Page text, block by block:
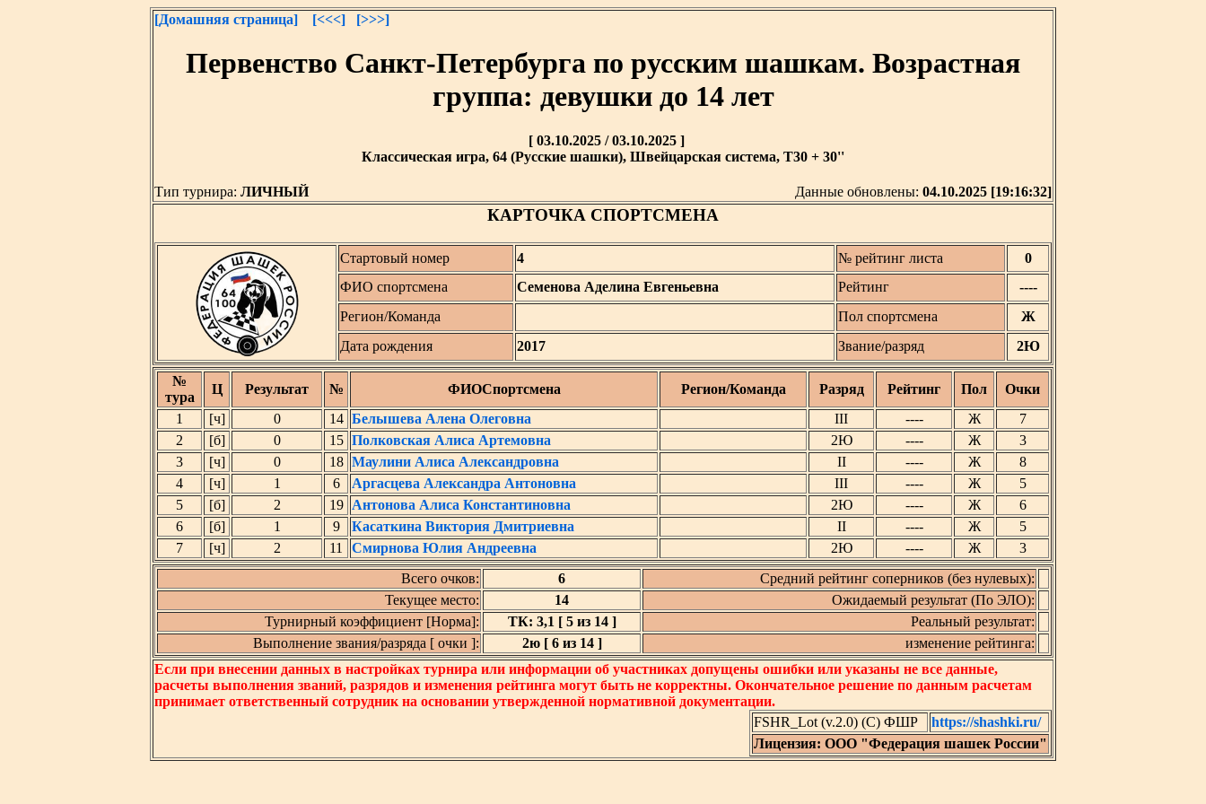
[Домашняя страница] [<<<] [>>>]
Первенство Санкт-Петербурга по русским шашкам. Возрастная
группа: девушки до 14 лет
[ 03.10.2025 / 03.10.2025 ]
Классическая игра, 64 (Русские шашки), Швейцарская система, T30 + 30''
Тип турнира: ЛИЧНЫЙ Данные обновлены: 04.10.2025 [19:16:32]
КАРТОЧКА СПОРТСМЕНА
Стартовый номер 4 № рейтинг листа
0
ФИО спортсмена
Семенова Аделина Евгеньевна Рейтинг
----
Регион/Команда
Пол спортсмена
Ж
Дата рождения
2017 Звание/разряд 2Ю
№
тура
Ц Результат № ФИОСпортсмена Регион/Команда Разряд Рейтинг Пол
Очки
1
[ч] 0 14 Белышева Алена Олеговна III ---- Ж
7
2
[б] 0 15 Полковская Алиса Артемовна 2Ю ---- Ж
3
3
[ч] 0 18 Маулини Алиса Александровна II ---- Ж
8
4
[ч] 1 6 Аргасцева Александра Антоновна III ---- Ж
5
5
[б] 2 19 Антонова Алиса Константиновна 2Ю ---- Ж
6
6
[б] 1 9 Касаткина Виктория Дмитриевна II ---- Ж
5
7
[ч] 2 11 Смирнова Юлия Андреевна 2Ю ---- Ж
3
Всего очков:
6
Средний рейтинг соперников (без нулевых):
Текущее место:
14
Ожидаемый результат (По ЭЛО):
Турнирный коэффициент [Норма]:
ТК: 3,1 [ 5 из 14 ]
Реальный результат:
Выполнение звания/разряда [ очки ]:
2ю [ 6 из 14 ]
изменение рейтинга:
Если при внесении данных в настройках турнира или информации об участниках допущены ошибки или указаны не все данные,
расчеты выполнения званий, разрядов и изменения рейтинга могут быть не корректны. Окончательное решение по данным расчетам
принимает ответственный сотрудник на основании утвержденной нормативной документации.
FSHR_Lot (v.2.0) (C) ФШР
https://shashki.ru/
Лицензия: ООО "Федерация шашек России"